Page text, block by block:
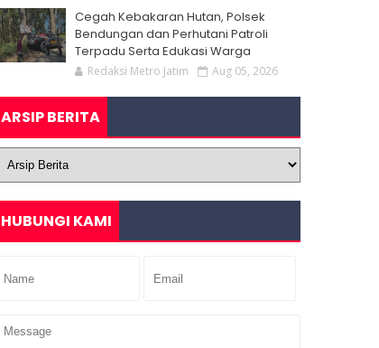
Cegah Kebakaran Hutan, Polsek
Bendungan dan Perhutani Patroli
Terpadu Serta Edukasi Warga
Redaksi Metro Jatim Aug 05, 2026
ARSIP BERITA
HUBUNGI KAMI